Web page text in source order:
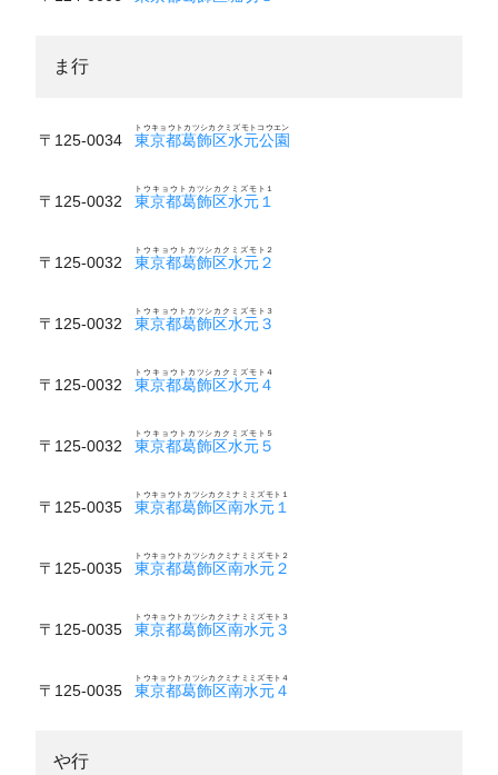
ま行
〒125-0034 東京都葛飾区水元公園
トウキョウトカツシカクミズモトコウエン
〒125-0032 東京都葛飾区水元１
トウキョウトカツシカクミズモト１
〒125-0032 東京都葛飾区水元２
トウキョウトカツシカクミズモト２
〒125-0032 東京都葛飾区水元３
トウキョウトカツシカクミズモト３
〒125-0032 東京都葛飾区水元４
トウキョウトカツシカクミズモト４
〒125-0032 東京都葛飾区水元５
トウキョウトカツシカクミズモト５
〒125-0035 東京都葛飾区南水元１
トウキョウトカツシカクミナミミズモト１
〒125-0035 東京都葛飾区南水元２
トウキョウトカツシカクミナミミズモト２
〒125-0035 東京都葛飾区南水元３
トウキョウトカツシカクミナミミズモト３
〒125-0035 東京都葛飾区南水元４
トウキョウトカツシカクミナミミズモト４
や行